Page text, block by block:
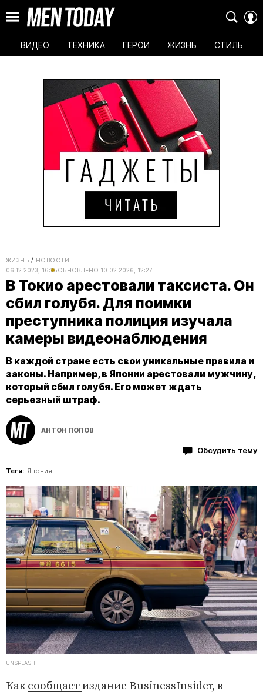
ВИДЕО ТЕХНИКА ГЕРОИ ЖИЗНЬ СТИЛЬ
ЖИЗНЬ
НОВОСТИ
06.12.2023, 16:25ОБНОВЛЕНО 10.02.2026, 12:27
В Токио арестовали таксиста. Он
сбил голубя. Для поимки
преступника полиция изучала
камеры видеонаблюдения
В каждой стране есть свои уникальные правила и
законы. Например, в Японии арестовали мужчину,
который сбил голубя. Его может ждать
серьезный штраф.
АНТОН ПОПОВ
Обсудить тему
Теги: Япония
UNSPLASH
Каксообщаетиздание BusinessInsider, в